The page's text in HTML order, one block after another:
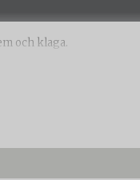
och klaga.
vända dig till den du
enskilda fall men kan
UPS m.fl. ska du